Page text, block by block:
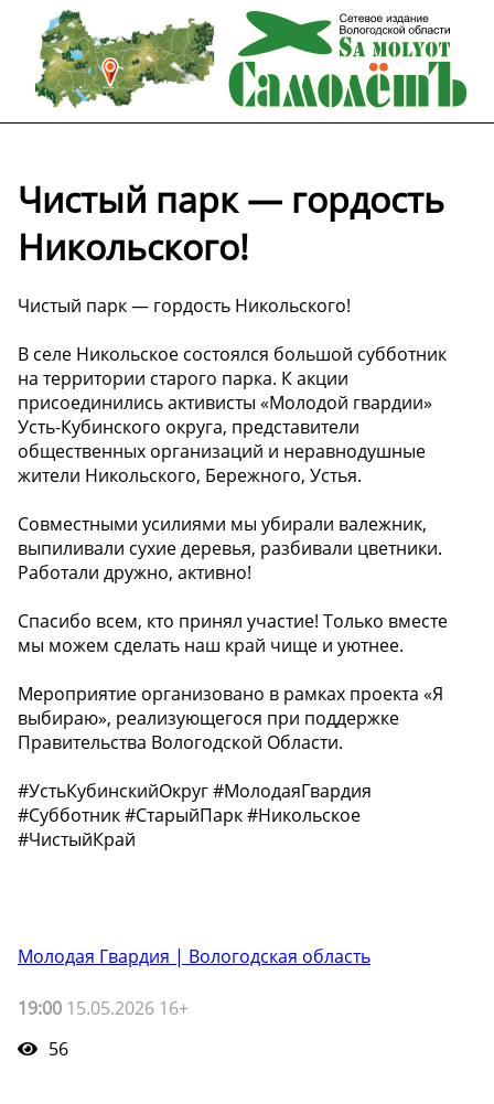
Чистый парк — гордость
Никольского!
Чистый парк — гордость Никольского!
В селе Никольское состоялся большой субботник
на территории старого парка. К акции
присоединились активисты «Молодой гвардии»
Усть-Кубинского округа, представители
общественных организаций и неравнодушные
жители Никольского, Бережного, Устья.
Совместными усилиями мы убирали валежник,
выпиливали сухие деревья, разбивали цветники.
Работали дружно, активно!
Спасибо всем, кто принял участие! Только вместе
мы можем сделать наш край чище и уютнее.
Мероприятие организовано в рамках проекта «Я
выбираю», реализующегося при поддержке
Правительства Вологодской Области.
#УстьКубинскийОкруг #МолодаяГвардия
#Субботник #СтарыйПарк #Никольское
#ЧистыйКрай
Молодая Гвардия | Вологодская область
19:00 15.05.2026 16+
56